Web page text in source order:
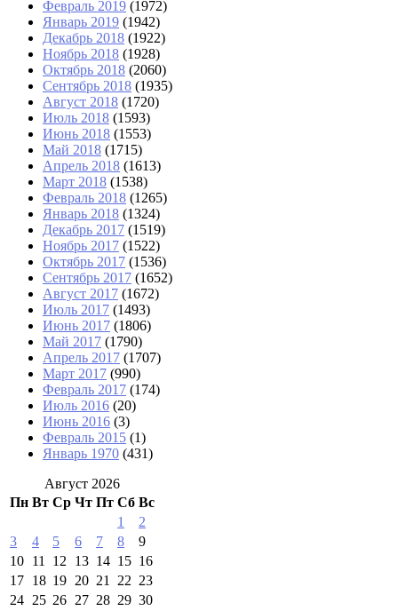
Февраль 2019 (1972)
Январь 2019 (1942)
Декабрь 2018 (1922)
Ноябрь 2018 (1928)
Октябрь 2018 (2060)
Сентябрь 2018 (1935)
Август 2018 (1720)
Июль 2018 (1593)
Июнь 2018 (1553)
Май 2018 (1715)
Апрель 2018 (1613)
Март 2018 (1538)
Февраль 2018 (1265)
Январь 2018 (1324)
Декабрь 2017 (1519)
Ноябрь 2017 (1522)
Октябрь 2017 (1536)
Сентябрь 2017 (1652)
Август 2017 (1672)
Июль 2017 (1493)
Июнь 2017 (1806)
Май 2017 (1790)
Апрель 2017 (1707)
Март 2017 (990)
Февраль 2017 (174)
Июль 2016 (20)
Июнь 2016 (3)
Февраль 2015 (1)
Январь 1970 (431)
Август 2026
Пн Вт Ср Чт Пт Сб Вс
1
2
3
4 5 6 7 8
9
10 11 12 13 14 15 16
17 18 19 20 21 22 23
24 25 26 27 28 29 30